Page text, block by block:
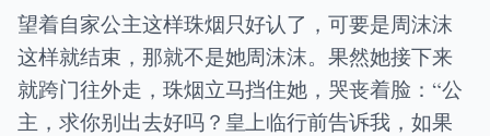
望着自家公主这样珠烟只好认了，可要是周沫沫
这样就结束，那就不是她周沫沫。果然她接下来
就跨门往外走，珠烟立马挡住她，哭丧着脸：“公
主，求你别出去好吗？皇上临行前告诉我，如果